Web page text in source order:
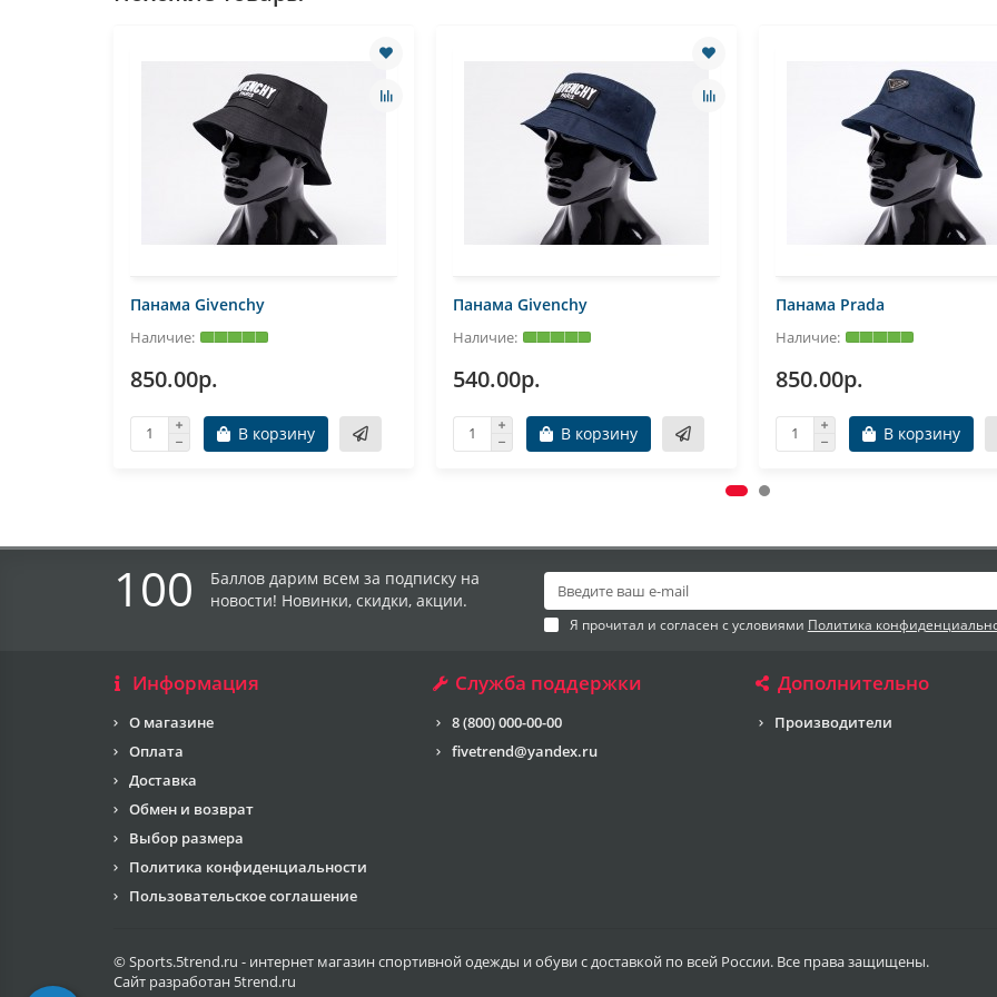
Панама Givenchy
850.00р.
В корзину
Панама Givenchy
540.00р.
В корзину
Панама Prada
850.00р.
В корзину
100
Баллов дарим всем за подписку на
новости! Новинки, скидки, акции.
Я прочитал и согласен с условиями Политика
Информация
О магазине
Оплата
Доставка
Обмен и возврат
Выбор размера
Политика конфиденциальности
Пользовательское соглашение
Служба поддержки
8 (800) 000-00-00
fivetrend@yandex.ru
Дополнительно
Производители
© Sports.5trend.ru - интернет магазин спортивной одежды и обуви с доставкой по всей России. Все права защищены.
Сайт разработан 5trend.ru